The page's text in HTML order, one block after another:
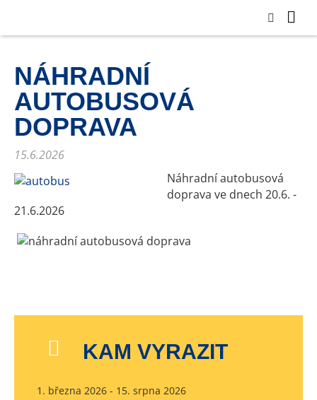
NÁHRADNÍ
AUTOBUSOVÁ
DOPRAVA
15.6.2026
Náhradní autobusová
doprava ve dnech 20.6. -
21.6.2026
KAM VYRAZIT
1. března 2026 - 15. srpna 2026